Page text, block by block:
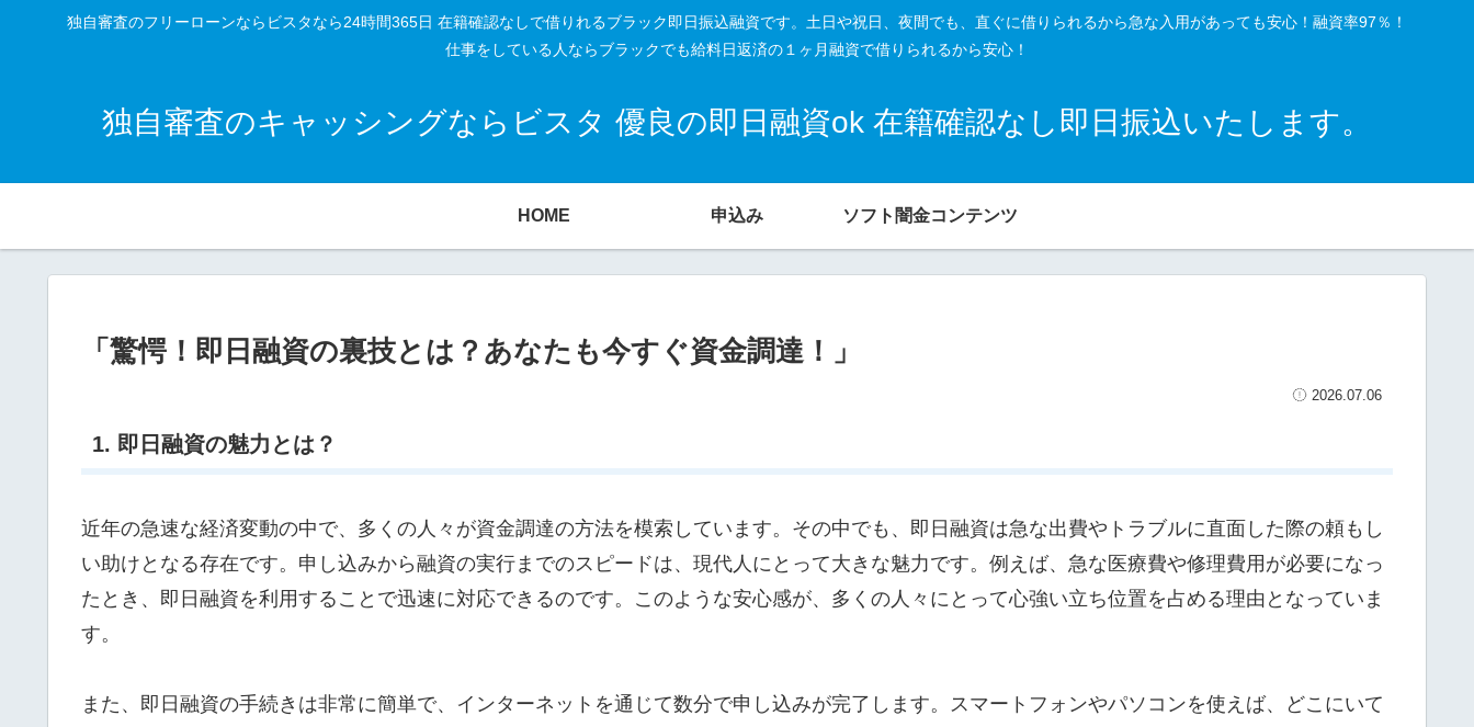
独自審査のフリーローンならビスタなら24時間365日 在籍確認なしで借りれるブラック即日振込融資です。土日や祝日、夜間でも、直ぐに借りられるから急な入用があっても安心！融資率97％！
仕事をしている人ならブラックでも給料日返済の１ヶ月融資で借りられるから安心！
独自審査のキャッシングならビスタ 優良の即日融資ok 在籍確認なし即日振込いたします。
HOME 申込み ソフト闇金コンテンツ
「驚愕！即日融資の裏技とは？あなたも今すぐ資金調達！」
2026.07.06
1. 即日融資の魅力とは？
近年の急速な経済変動の中で、多くの人々が資金調達の方法を模索しています。その中でも、即日融資は急な出費やトラブルに直面した際の頼もし
い助けとなる存在です。申し込みから融資の実行までのスピードは、現代人にとって大きな魅力です。例えば、急な医療費や修理費用が必要になっ
たとき、即日融資を利用することで迅速に対応できるのです。このような安心感が、多くの人々にとって心強い立ち位置を占める理由となっていま
す。
また、即日融資の手続きは非常に簡単で、インターネットを通じて数分で申し込みが完了します。スマートフォンやパソコンを使えば、どこにいて